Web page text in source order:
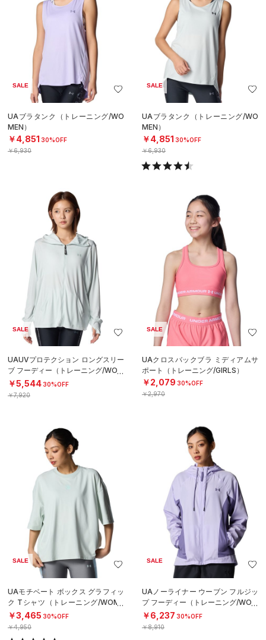
SALE
UAブラタンク（トレーニング/WO
MEN）
￥4,851 30%OFF
￥6,930
SALE
UAブラタンク（トレーニング/WO
MEN）
￥4,851 30%OFF
￥6,930
SALE
UAUVプロテクション ロングスリー
ブ フーディー（トレーニング/WOM
EN）
￥5,54430%OFF
￥7,920
SALE
UAクロスバックブラ ミディアムサ
ポート（トレーニング/GIRLS）
￥2,079 30%OFF
￥2,970
SALE
UAモチベート ボックス グラフィッ
ク Tシャツ（トレーニング/WOME
N）
￥3,465 30%OFF
￥4,950
SALE
UAノーライナー ウーブン フルジッ
プ フーディー（トレーニング/WOM
EN）
￥6,237 30%OFF
￥8,910